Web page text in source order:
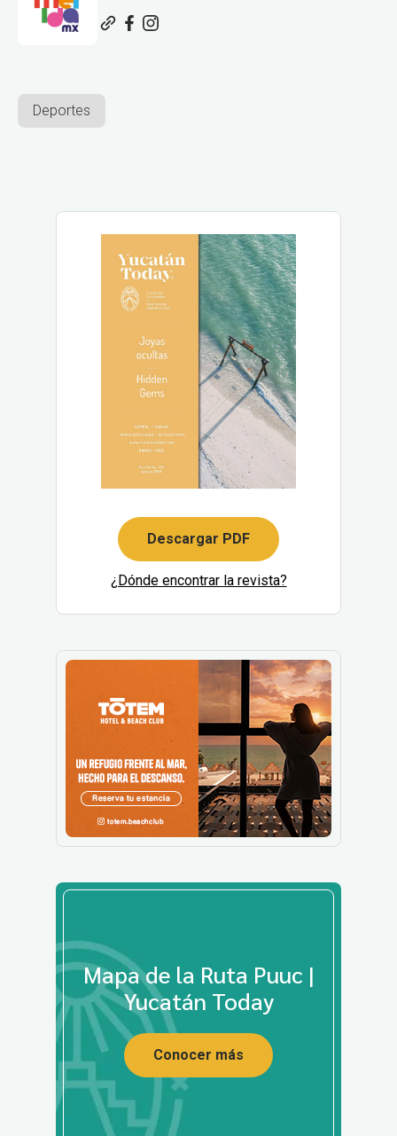
Deportes
Descargar PDF
¿Dónde encontrar la revista?
Mapa de la Ruta Puuc |
Yucatán Today
Conocer más